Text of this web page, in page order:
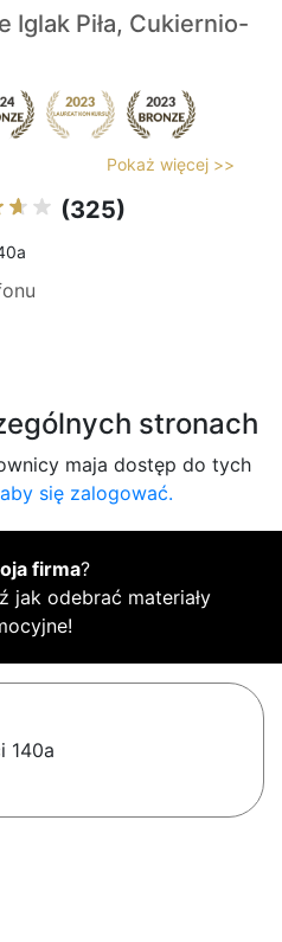
Iglak Piła, Cukiernio-
Pokaż więcej >>
(325)
stronach
maja dostęp do tych
się zalogować.
firma?
jak odebrać materiały
140a